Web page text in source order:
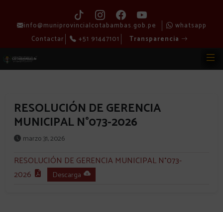
info@muniprovincialcotabambas.gob.pe
whatsapp
Contactar
+51 91447101 Transparencia
RESOLUCIÓN DE GERENCIA
MUNICIPAL N°073-2026
marzo 31, 2026
RESOLUCIÓN DE GERENCIA MUNICIPAL N°073-
2026
Descarga